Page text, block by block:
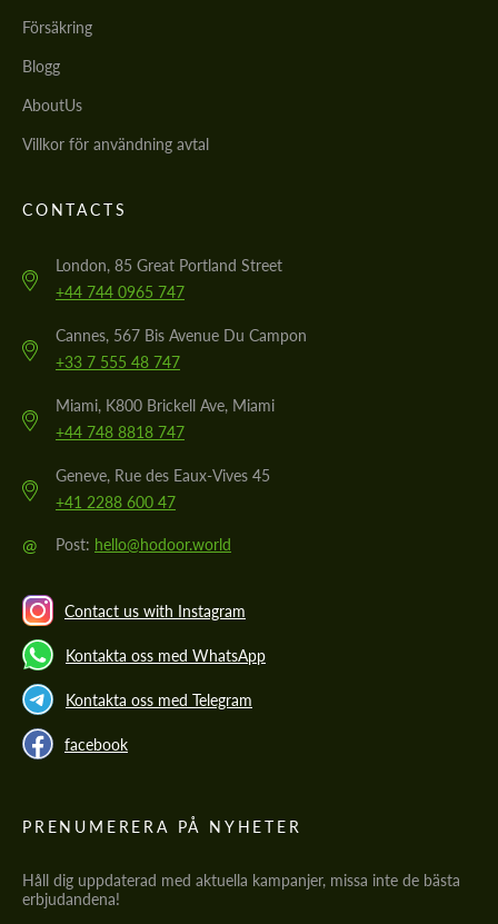
Försäkring
Blogg
AboutUs
Villkor för användning avtal
CONTACTS
London, 85 Great Portland Street
+44 744 0965 747
Cannes, 567 Bis Avenue Du Campon
+33 7 555 48 747
Miami, K800 Brickell Ave, Miami
+44 748 8818 747
Geneve, Rue des Eaux-Vives 45
+41 2288 600 47
@ Post: hello@hodoor.world
Contact us with Instagram
Kontakta oss med WhatsApp
Kontakta oss med Telegram
facebook
PRENUMERERA PÅ NYHETER
Håll dig uppdaterad med aktuella kampanjer, missa inte de bästa
erbjudandena!